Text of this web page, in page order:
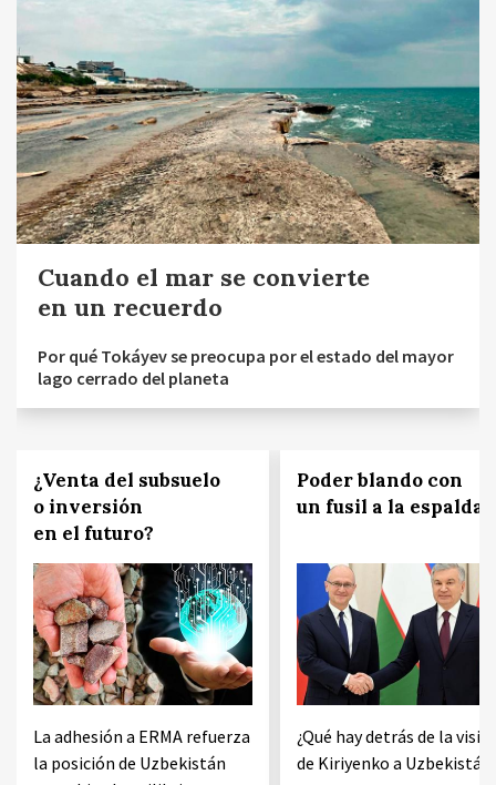
Cuando el mar se convierte
en un recuerdo
Por qué Tokáyev se preocupa por el estado del mayor
lago cerrado del planeta
¿Venta del subsuelo
o inversión
en el futuro?
La adhesión a ERMA refuerza
la posición de Uzbekistán
Poder blando con
un fusil a la espalda
¿Qué hay detrás de la visita
de Kiriyenko a